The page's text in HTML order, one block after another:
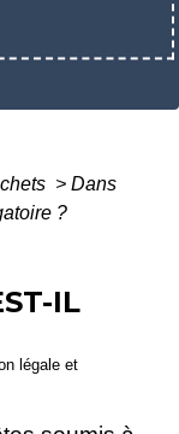
> Dans
?
IL
légale et